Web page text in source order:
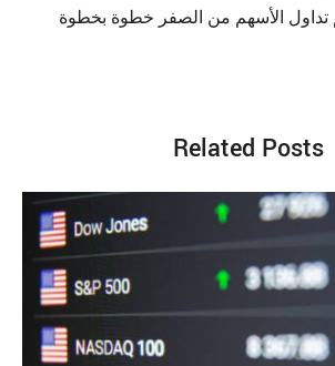
تداول الأسهم من الصفر خطوة بخطوة
Related Posts